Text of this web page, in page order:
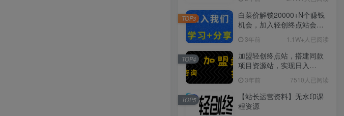
白菜价解锁20000+N个赚钱
机会，加入轻创终点站会
3年前 1.1W+人已阅读
TOP3
加盟轻创终点站，搭建同款
项目资源站，实现日入
3年前 7510人已阅读
TOP4
【站长运营资料】无水印课
程资源
TOP5